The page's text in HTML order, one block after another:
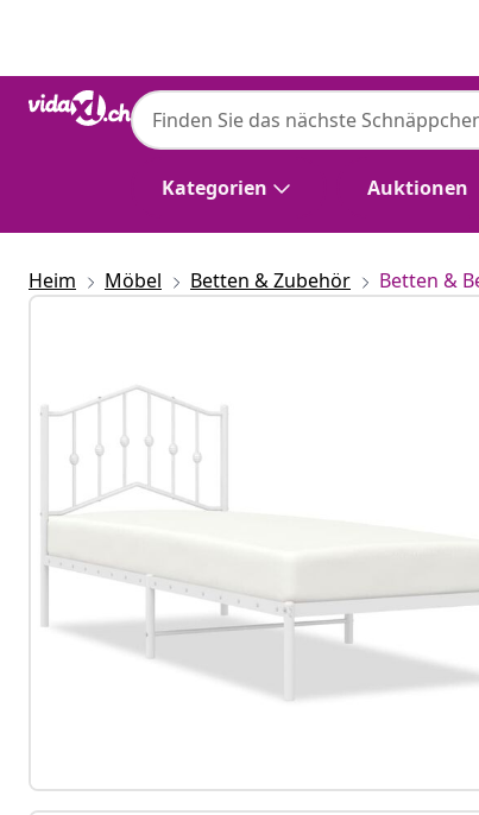
Kategorien Auktionen
Heim Möbel Betten & Zubehör Betten &